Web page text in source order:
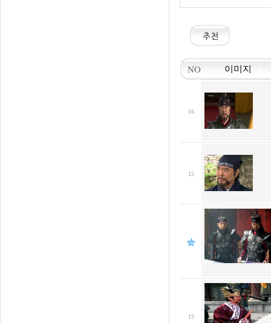
NO 이미지
16
15
13